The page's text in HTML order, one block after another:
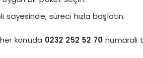
sayesinde, süreci hızla başlatın.
her konuda 0232 252 52 70 numaralı